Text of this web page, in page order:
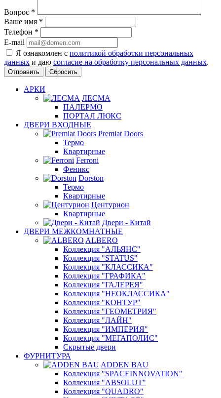
Вопрос *
Ваше имя *
Телефон *
E-mail
Я ознакомлен с политикой обработки персональных
данных и даю согласие на обработку персональных данных.
Сбросить
АРКИ
ЛЕСМА
ПАЛЕРМО
ПОРТАЛ ЛЮКС
ДВЕРИ ВХОДНЫЕ
Premiat Doors
Термо
Квартирные
Ferroni
Феникс
Dorston
Термо
Квартирные
Центурион
Квартирные
Двери - Китай
ДВЕРИ МЕЖКОМНАТНЫЕ
ALBERO
Коллекция "АЛЬЯНС"
Коллекция "STATUS"
Коллекция "КЛАССИКА"
Коллекция "ГРАФИКА"
Коллекция "ГАЛЕРЕЯ"
Коллекция "НЕОКЛАССИКА"
Коллекция "КОНТУР"
Коллекция "ГЕОМЕТРИЯ"
Коллекция "ЛАЙН"
Коллекция "ИМПЕРИЯ"
Коллекция "МЕГАПОЛИС"
Скрытые двери
ФУРНИТУРА
ADDEN BAU
Коллекция "SPACEINNOVATION"
Коллекция "ABSOLUT"
Коллекция "QUADRO"